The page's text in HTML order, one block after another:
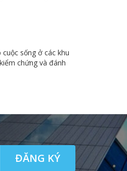
sống ở các khu
chứng và đánh
ĐĂNG KÝ